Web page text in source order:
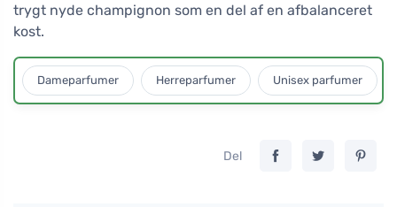
trygt nyde champignon som en del af en afbalanceret
kost.
Dameparfumer Herreparfumer Unisex parfumer
Del